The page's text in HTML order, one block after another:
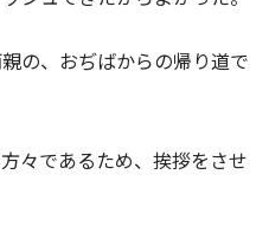
の、おぢばからの帰り道で
々であるため、挨拶をさせ